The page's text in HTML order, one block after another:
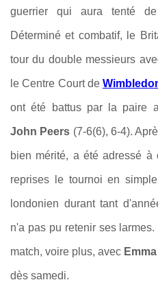
guerrier qui aura tenté
Déterminé et combatif, le
tour du double messieurs
le Centre Court de
ont été battus par la paire
John Peers (7-6(6), 6-4).
bien mérité, a été adressé
reprises le tournoi en
londonien durant tant
n'a pas pu retenir ses larmes.
match, voire plus, avec
dès samedi.